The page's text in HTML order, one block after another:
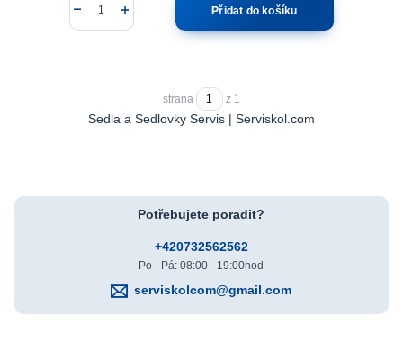
Přidat do košíku
strana z 1
Sedla a Sedlovky Servis | Serviskol.com
Potřebujete poradit?
+420732562562
Po - Pá: 08:00 - 19:00hod
serviskolcom@gmail.com